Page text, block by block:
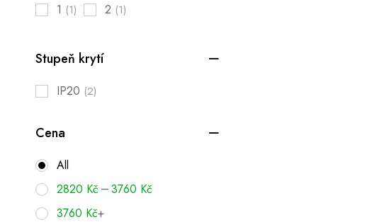
1 (1) 2 (1)
Stupeň krytí
IP20 (2)
Cena
All
2820 Kč –3760 Kč
3760 Kč+